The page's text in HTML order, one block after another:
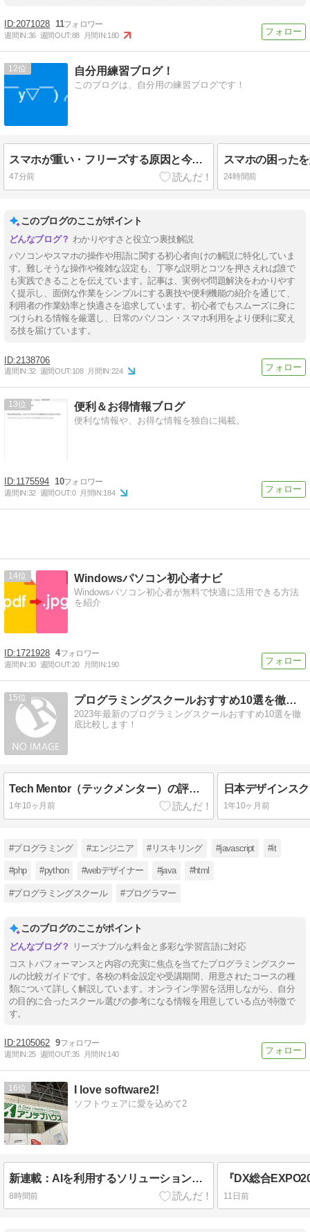
2071028 11
週間IN:36 週間OUT:88 月間IN:180
12 自分用練習ブログ！
このブログは、自分用の練習ブログです！
スマホが重い・フリーズする原因と今すぐできる改善方法
47分前 24時間前
このブログのここがポイント
わかりやすさと役立つ裏技解説
パソコンやスマホの操作や用語に関する初心者向けの解説に特化していま
す。難しそうな操作や複雑な設定も、丁寧な説明とコツを押さえれば誰で
も実践できることを伝えています。記事は、実例や問題解決をわかりやす
く提示し、面倒な作業をシンプルにする裏技や便利機能の紹介を通じて、
利用者の作業効率と快適さを追求しています。初心者でもスムーズに身に
つけられる情報を厳選し、日常のパソコン・スマホ利用をより便利に変え
る技を届けています。
2138706
週間IN:32 週間OUT:108 月間IN:224
13 便利＆お得情報ブログ
便利な情報や、お得な情報を独自に掲載。
1175594 10
週間IN:32 週間OUT:0 月間IN:184
14 Windowsパソコン初心者ナビ
Windowsパソコン初心者が無料で快適に活用できる方法
を紹介
1721928 4
週間IN:30 週間OUT:20 月間IN:190
15 プログラミングスクールおすすめ10選を徹底比較！
2023年最新のプログラミングスクールおすすめ10選を徹
底比較します！
Tech Mentor（テックメンター）の評判・口コミを調べてみました！
1年10ヶ月前 1年10ヶ月前
#プログラミング #エンジニア #リスキリング #javascript #it
#php #python #webデザイナー #java #html
#プログラミングスクール #プログラマー
このブログのここがポイント
リーズナブルな料金と多彩な学習言語に対応
コストパフォーマンスと内容の充実に焦点を当てたプログラミングスクー
ルの比較ガイドです。各校の料金設定や受講期間、用意されたコースの種
類について詳しく解説しています。オンライン学習を活用しながら、自分
の目的に合ったスクール選びの参考になる情報を用意している点が特徴で
す。
2105062 9
週間IN:25 週間OUT:35 月間IN:140
16 I love software2!
ソフトウェアに愛を込めて2
新連載：AIを利用するソリューション作成（4）自然言語処理のローカルAIを使い、PDFから名前を捜して墨消し
8時間前 11日前